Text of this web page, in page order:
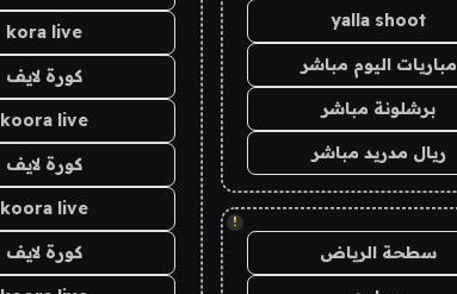
yalla shoot
مباريات اليوم مباشر
برشلونة مباشر
ريال مدريد مباشر
!
سطحة الرياض
kora live
كورة لايف
koora live
كورة لايف
koora live
كورة لايف